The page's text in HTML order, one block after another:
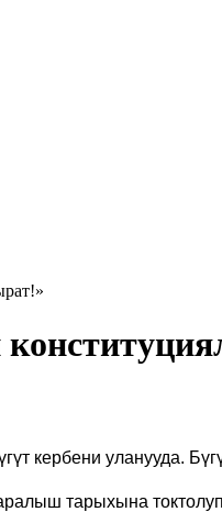
кербени уланууда.
тарыхына